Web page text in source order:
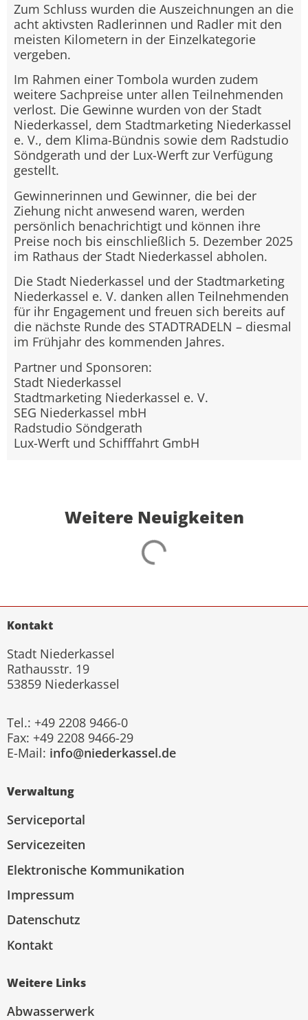
Zum Schluss wurden die Auszeichnungen an die
acht aktivsten Radlerinnen und Radler mit den
meisten Kilometern in der Einzelkategorie
vergeben.
Im Rahmen einer Tombola wurden zudem
weitere Sachpreise unter allen Teilnehmenden
verlost. Die Gewinne wurden von der Stadt
Niederkassel, dem Stadtmarketing Niederkassel
e. V., dem Klima-Bündnis sowie dem Radstudio
Söndgerath und der Lux-Werft zur Verfügung
gestellt.
Gewinnerinnen und Gewinner, die bei der
Ziehung nicht anwesend waren, werden
persönlich benachrichtigt und können ihre
Preise noch bis einschließlich 5. Dezember 2025
im Rathaus der Stadt Niederkassel abholen.
Die Stadt Niederkassel und der Stadtmarketing
Niederkassel e. V. danken allen Teilnehmenden
für ihr Engagement und freuen sich bereits auf
die nächste Runde des STADTRADELN – diesmal
im Frühjahr des kommenden Jahres.
Partner und Sponsoren:
Stadt Niederkassel
Stadtmarketing Niederkassel e. V.
SEG Niederkassel mbH
Radstudio Söndgerath
Lux-Werft und Schifffahrt GmbH
Weitere Neuigkeiten
Kontakt
Stadt Niederkassel
Rathausstr. 19
53859 Niederkassel
Tel.: +49 2208 9466-0
Fax: +49 2208 9466-29
E-Mail: info@niederkassel.de
Verwaltung
Serviceportal
Servicezeiten
Elektronische Kommunikation
Impressum
Datenschutz
Kontakt
Weitere Links
Abwasserwerk